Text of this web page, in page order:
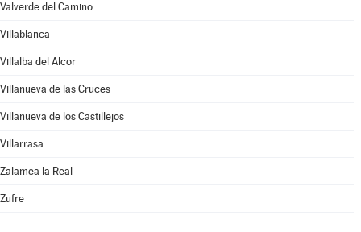
Valverde del Camino
Villablanca
Villalba del Alcor
Villanueva de las Cruces
Villanueva de los Castillejos
Villarrasa
Zalamea la Real
Zufre